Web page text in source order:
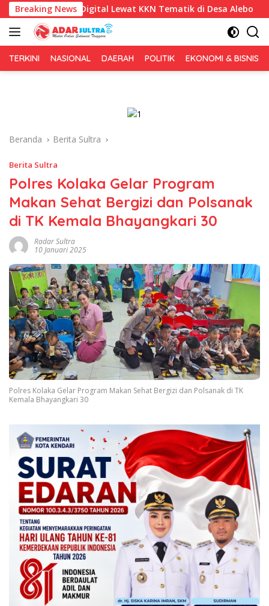
Langsung
ke
konten
Breaking News
Digital Lewat KKN Tematik di Desa Alebo Imigrasi
TERKINI NASIONAL DAERAH POLITIK EKONOMI & BISNIS
Beranda Berita Sultra
Berita Sultra
Polres Kolaka Gelar Program
Makan Sehat Bergizi dan Polsanak
di TK Kemala Bhayangkari 30
Radar Sultra
10 Januari 2025
Polres Kolaka Gelar Program Makan Sehat Bergizi dan Polsanak di TK
Kemala Bhayangkari 30